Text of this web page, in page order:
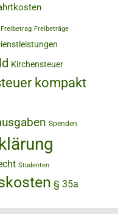
Freibetrag Freibeträge
Kirchensteuer
kompakt
Spenden
Studenten
§ 35a